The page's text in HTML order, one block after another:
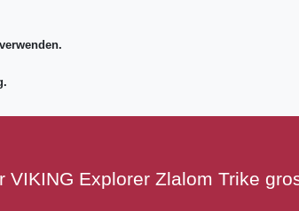
VIKING Explorer Zlalom Trike